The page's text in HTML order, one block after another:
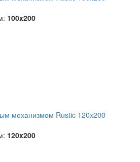
100x200
механизмом Rustic 120x200
120x200